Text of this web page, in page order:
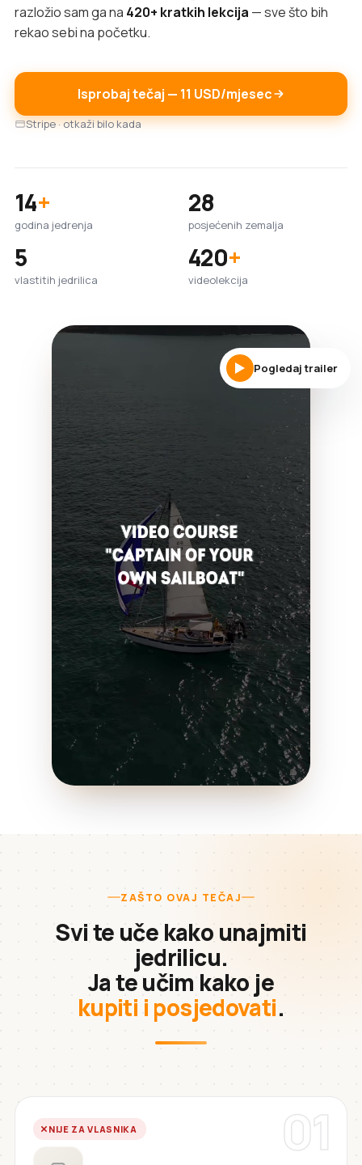
razložio sam ga na 420+ kratkih lekcija — sve što bih
rekao sebi na početku.
Isprobaj tečaj — 11 USD/mjesec
Stripe · otkaži bilo kada
14+
godina jedrenja
28
posjećenih zemalja
5
vlastitih jedrilica
420+
videolekcija
Pogledaj trailer
ZAŠTO OVAJ TEČAJ
Svi te uče kako unajmiti
jedrilicu.
Ja te učim kako je
kupiti i posjedovati.
01
NIJE ZA VLASNIKA